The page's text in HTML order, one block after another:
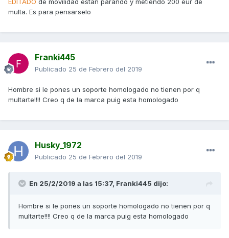
EDITADO de movilidad estan parando y metiendo 200 eur de
multa. Es para pensarselo
Franki445
Publicado 25 de Febrero del 2019
Hombre si le pones un soporte homologado no tienen por q
multarte!!!! Creo q de la marca puig esta homologado
Husky_1972
Publicado 25 de Febrero del 2019
En 25/2/2019 a las 15:37, Franki445 dijo:
Hombre si le pones un soporte homologado no tienen por q
multarte!!!! Creo q de la marca puig esta homologado